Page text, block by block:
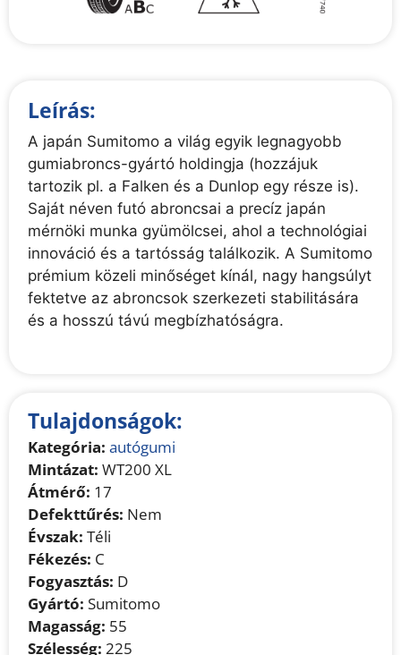
Leírás:
A japán Sumitomo a világ egyik legnagyobb
gumiabroncs-gyártó holdingja (hozzájuk
tartozik pl. a Falken és a Dunlop egy része is).
Saját néven futó abroncsai a precíz japán
mérnöki munka gyümölcsei, ahol a technológiai
innováció és a tartósság találkozik. A Sumitomo
prémium közeli minőséget kínál, nagy hangsúlyt
fektetve az abroncsok szerkezeti stabilitására
és a hosszú távú megbízhatóságra.
Tulajdonságok:
Kategória: autógumi
Mintázat: WT200 XL
Átmérő: 17
Defekttűrés: Nem
Évszak: Téli
Fékezés: C
Fogyasztás: D
Gyártó: Sumitomo
Magasság: 55
Szélesség: 225